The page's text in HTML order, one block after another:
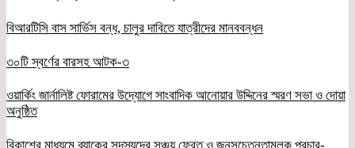
বিআরটিসি বাস সার্ভিস বন্ধ, চালুর দাবিতে যাত্রীদের মানববন্ধন
৩০টি স্বর্ণের বারসহ আটক-৩
ওয়ার্কিং জার্নালিষ্ট ফোরামের উদ্যোগে সাংবাদিক আনোয়ার উদ্দিনের স্মরণ সভা ও দোয়া
অনুষ্ঠিত